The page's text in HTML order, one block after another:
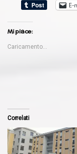
E-
Mi piace:
Caricamento...
Correlati